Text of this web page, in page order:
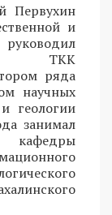
Первухин
и
ТКК
ряда
научных
геологии
занимал